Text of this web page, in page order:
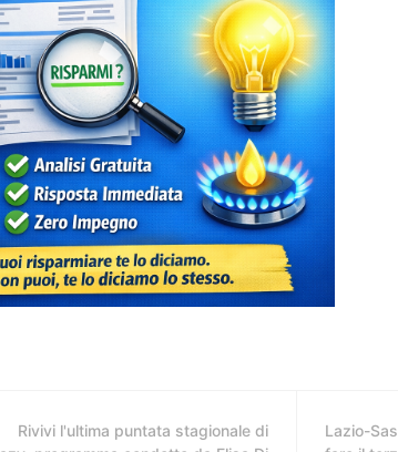
Rivivi l'ultima puntata stagionale di
Lazio-